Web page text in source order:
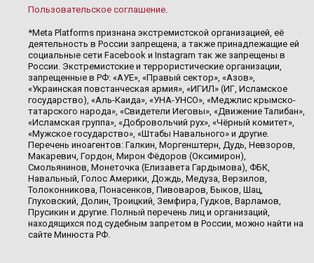
Пользовательское соглашение.
*Meta Platforms признана экстремистской организацией, её
деятельность в России запрещена, а также принадлежащие ей
социальные сети Facebook и Instagram так же запрещены в
России. Экстремистские и террористические организации,
запрещенные в РФ: «АУЕ», «Правый сектор», «Азов»,
«Украинская повстанческая армия», «ИГИЛ» (ИГ, Исламское
государство), «Аль-Каида», «УНА-УНСО», «Меджлис крымско-
татарского народа», «Свидетели Иеговы», «Движение Талибан»,
«Исламская группа», «Добровольчий рух», «Чёрный комитет»,
«Мужское государство», «Штабы Навального» и другие.
Перечень иноагентов: Галкин, Моргенштерн, Дудь, Невзоров,
Макаревич, Гордон, Мирон Фёдоров (Оксимирон),
Смольянинов, Монеточка (Елизавета Гардымова), ФБК,
Навальный, Голос Америки, Дождь, Медуза, Верзилов,
Толоконникова, Понасенков, Пивоваров, Быков, Шац,
Глуховский, Долин, Троицкий, Земфира, Гудков, Варламов,
Прусикин и другие. Полный перечень лиц и организаций,
находящихся под судебным запретом в России, можно найти на
сайте Минюста РФ.